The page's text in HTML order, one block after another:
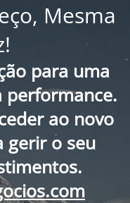
Mesma
para uma
ao novo
gerir o seu